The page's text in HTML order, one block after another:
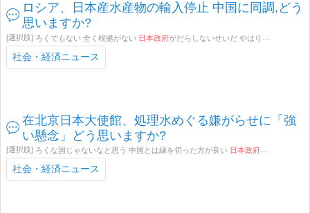
ロシア、日本産水産物の輸入停止 中国に同調,どう
思いますか?
ろくでもない 全く根拠がない 日本政府がだらしないせいだ やはり仲良くできない国だ その他(コメントでお知らせください)
社会・経済ニュース
在北京日本大使館、処理水めぐる嫌がらせに「強
い懸念」どう思いますか?
ろくな国じゃないなと思う 中国とは縁を切った方が良い 日本政府はしっかり抗
社会・経済ニュース